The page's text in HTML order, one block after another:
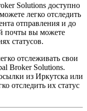
Solutions доступно
легко отследить
отправления и до
почты вы можете
статусов.
отслеживать свои
Broker Solutions.
из Иркутска или
отследить их статус